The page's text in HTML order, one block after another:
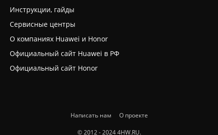
Инструкции, гайды
Сервисные центры
О компаниях Huawei и Honor
Официальный сайт Huawei в РФ
Официальный сайт Honor
Написать нам О проекте
© 2012 - 2024 4HW.RU.